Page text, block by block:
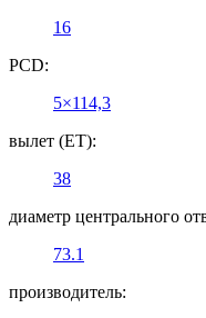
16
PCD:
5×114,3
вылет (ET):
38
диаметр центрального
73.1
производитель: